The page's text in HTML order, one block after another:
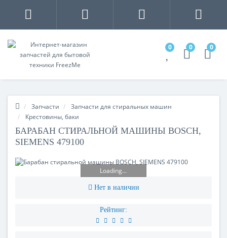
0 0 0
Запчасти
Запчасти для стиральных машин
Крестовины, баки
БАРАБАН СТИРАЛЬНОЙ МАШИНЫ BOSCH,
SIEMENS 479100
Loading...
Нет в наличии
Рейтинг: